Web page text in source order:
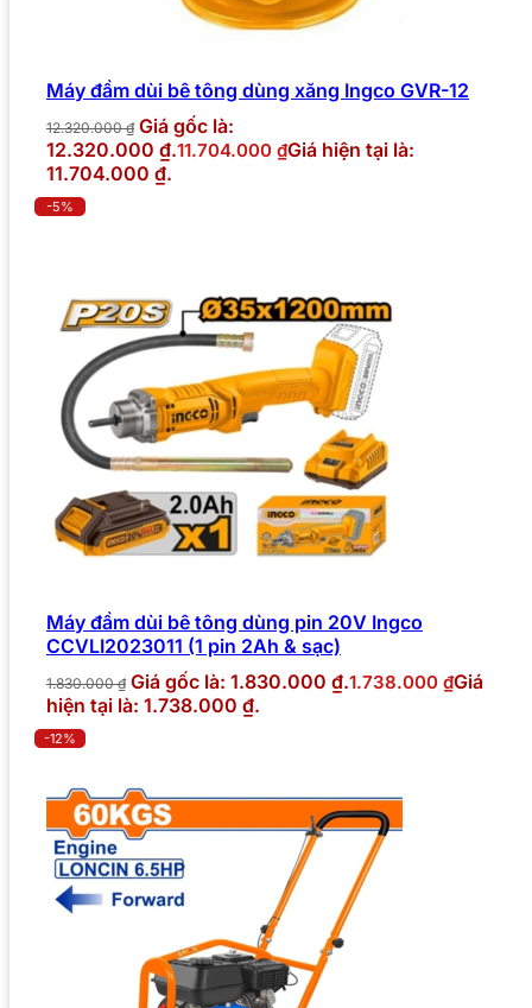
Máy đầm dùi bê tông dùng xăng Ingco GVR-12
12.320.000₫ Giá gốc là:
12.320.000 ₫.11.704.000 ₫Giá hiện tại là:
11.704.000 ₫.
-5%
Máy đầm dùi bê tông dùng pin 20V Ingco
CCVLI2023011 (1 pin 2Ah & sạc)
1.830.000₫ Giá gốc là: 1.830.000 ₫.1.738.000 ₫Giá
hiện tại là: 1.738.000 ₫.
-12%